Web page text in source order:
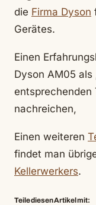
die Firma Dyson
Gerätes.
Einen
Dyson AM05 als
entsprechenden
nachreichen,
Einen weiteren
findet man
Kellerwerkers.
Teile diesen Artikel mit: